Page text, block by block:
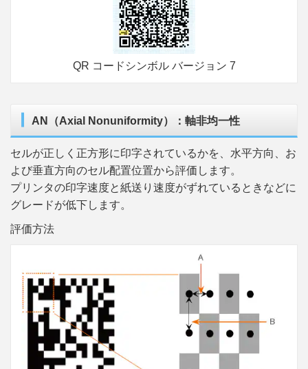
QR コードシンボル バージョン 7
AN（Axial Nonuniformity）：軸非均一性
セルが正しく正方形に印字されているかを、水平方向、お
よび垂直方向のセル配置位置から評価します。
プリンタの印字速度と紙送り速度がずれているときなどに
グレードが低下します。
評価方法